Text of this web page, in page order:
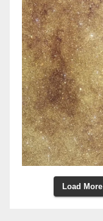
Load More